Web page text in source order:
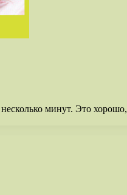
минут. Это